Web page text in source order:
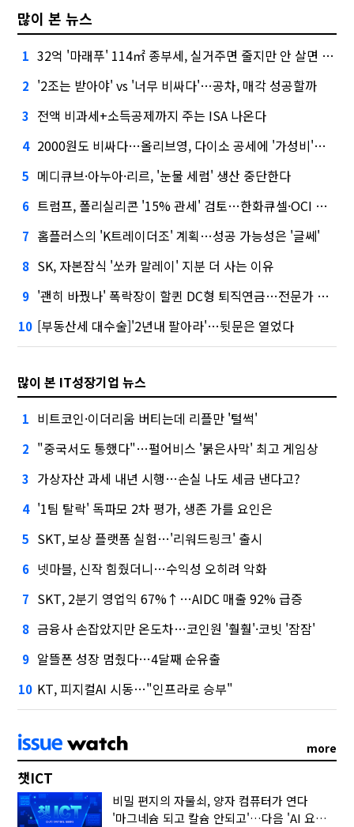
많이 본 뉴스
1 32억 '마래푸' 114㎡ 종부세, 실거주면 줄지만 안 살면 2.5배
2 '2조는 받아야' vs '너무 비싸다'…공차, 매각 성공할까
3 전액 비과세+소득공제까지 주는 ISA 나온다
4 2000원도 비싸다…올리브영, 다이소 공세에 '가성비'로 맞불
5 메디큐브·아누아·리르, '눈물 세럼' 생산 중단한다
6 트럼프, 폴리실리콘 '15% 관세' 검토…한화큐셀·OCI 영향은?
7 홈플러스의 'K트레이더조' 계획…성공 가능성은 '글쎄'
8 SK, 자본잠식 '쏘카 말레이' 지분 더 사는 이유
9 '괜히 바꿨나' 폭락장이 할퀸 DC형 퇴직연금…전문가 조언은
10 [부동산세 대수술]'2년내 팔아라'…뒷문은 열었다
많이 본 IT성장기업 뉴스
1 비트코인·이더리움 버티는데 리플만 '털썩'
2 "중국서도 통했다"…펄어비스 '붉은사막' 최고 게임상
3 가상자산 과세 내년 시행…손실 나도 세금 낸다고?
4 '1팀 탈락' 독파모 2차 평가, 생존 가를 요인은
5 SKT, 보상 플랫폼 실험…'리워드링크' 출시
6 넷마블, 신작 힘줬더니…수익성 오히려 악화
7 SKT, 2분기 영업익 67%↑…AIDC 매출 92% 급증
8 금융사 손잡았지만 온도차…코인원 '훨훨'·코빗 '잠잠'
9 알뜰폰 성장 멈췄다…4달째 순유출
10 KT, 피지컬AI 시동…"인프라로 승부"
more
챗ICT
비밀 편지의 자물쇠, 양자 컴퓨터가 연다
'마그네슘 되고 칼슘 안되고'…다음 'AI 요약' 갈 길은